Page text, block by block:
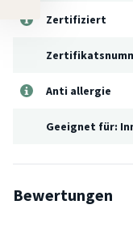
Zertifiziert
Anti allergie
Geeignet für:
Bewertungen